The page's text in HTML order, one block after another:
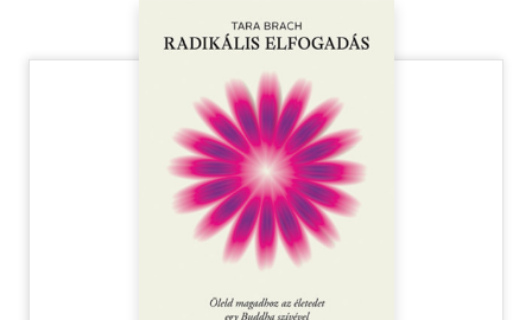
Szótár, nyelvkönyv
Tankönyv, segédkönyv